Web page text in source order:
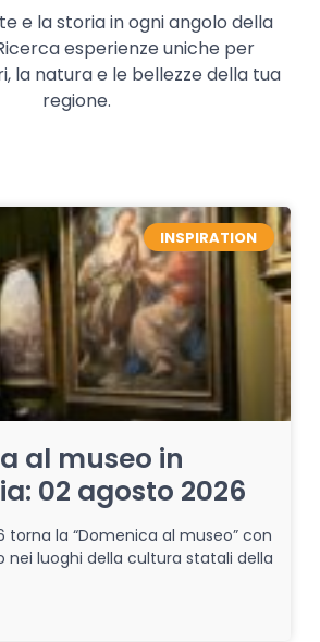
e la storia in ogni angolo della
esperienze uniche per
la natura e le bellezze della tua
regione.
INSPIRATION
al museo in
02 agosto 2026
torna la “Domenica al museo” con
nei luoghi della cultura statali della